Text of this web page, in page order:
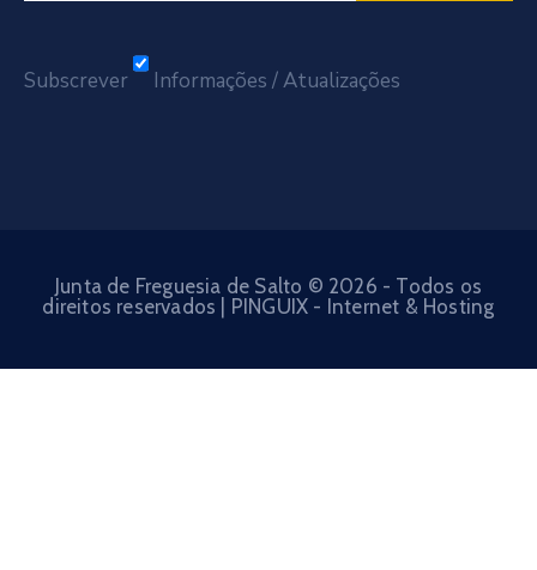
Subscrever Informações / Atualizações
Junta de Freguesia de Salto © 2026 - Todos os
direitos reservados | PINGUIX - Internet & Hosting